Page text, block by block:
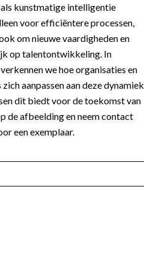
kunstmatige intelligentie
voor efficiëntere processen,
om nieuwe vaardigheden en
op talentontwikkeling. In
we hoe organisaties en
aanpassen aan deze dynamiek
dit biedt voor de toekomst van
de afbeelding en neem contact
een exemplaar.